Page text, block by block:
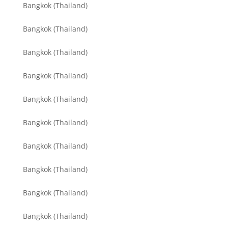
Bangkok (Thailand)
Bangkok (Thailand)
Bangkok (Thailand)
Bangkok (Thailand)
Bangkok (Thailand)
Bangkok (Thailand)
Bangkok (Thailand)
Bangkok (Thailand)
Bangkok (Thailand)
Bangkok (Thailand)